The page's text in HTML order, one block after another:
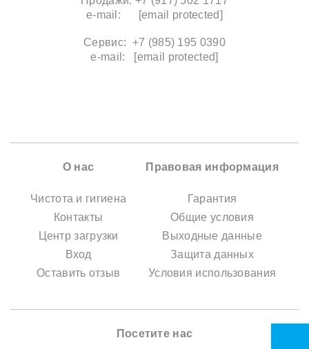
e-mail:
[email protected]
Сервис: +7 (985) 195 0390
e-mail: [email protected]
О нас
Чистота и гигиена
Контакты
Центр загрузки
Вход
Оставить отзыв
Правовая информация
Гарантия
Общие условия
Выходные данные
Защита данных
Условия использования
Посетите нас